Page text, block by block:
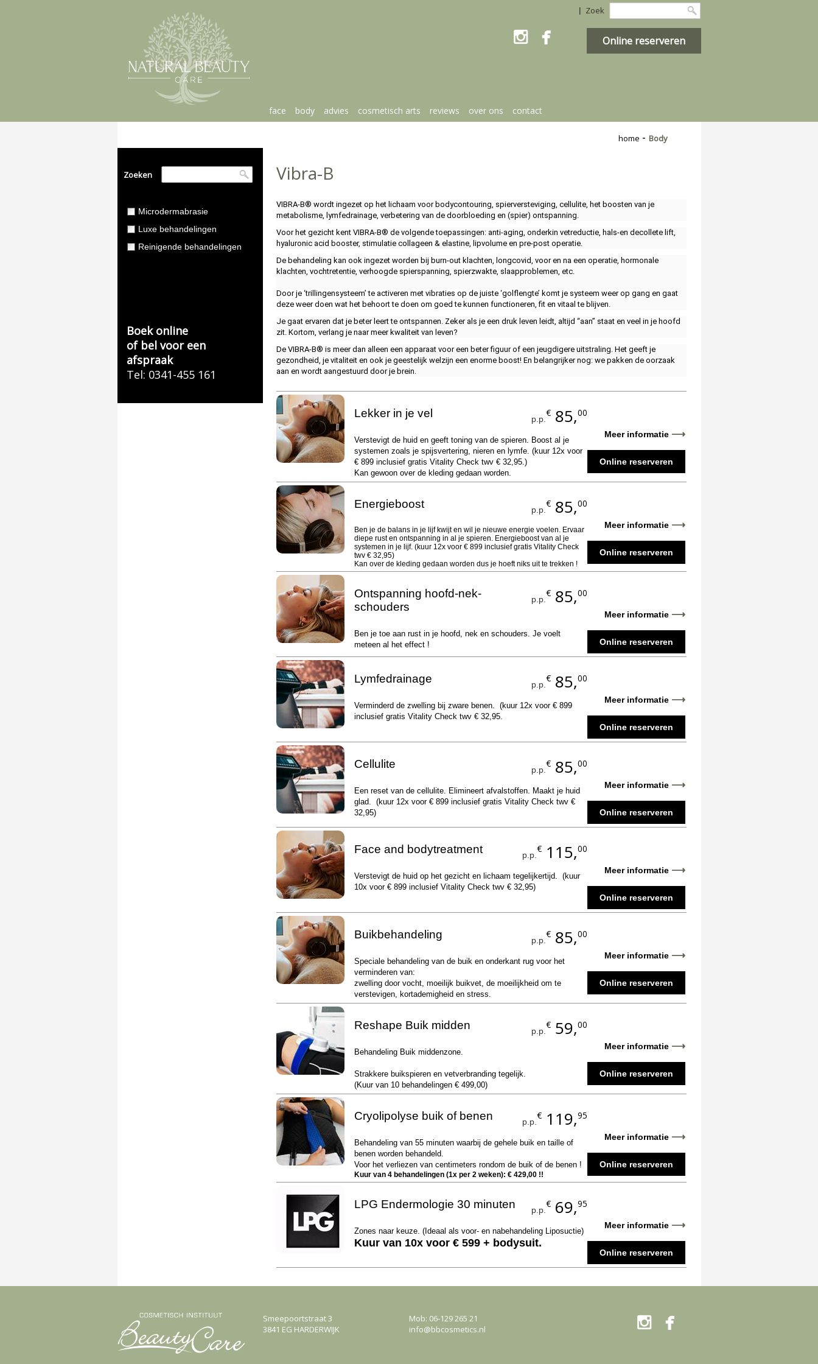
Zoek
Online reserveren


face body advies cosmetisch arts reviews over ons contact
home Body
Zoeken
Microdermabrasie
Luxe behandelingen
Reinigende behandelingen
Boek online
of bel voor een
afspraak
Tel: 0341-455 161
Vibra-B
VIBRA-B® wordt ingezet op het lichaam voor bodycontouring, spierversteviging, cellulite, het boosten van je
metabolisme, lymfedrainage, verbetering van de doorbloeding en (spier) ontspanning.
Voor het gezicht kent VIBRA-B® de volgende toepassingen: anti-aging, onderkin vetreductie, hals-en decollete lift,
hyaluronic acid booster, stimulatie collageen & elastine, lipvolume en pre-post operatie.
De behandeling kan ook ingezet worden bij burn-out klachten, longcovid, voor en na een operatie, hormonale
klachten, vochtretentie, verhoogde spierspanning, spierzwakte, slaapproblemen, etc.
Door je ‘trillingensysteem’ te activeren met vibraties op de juiste ‘golflengte’ komt je systeem weer op gang en gaat
deze weer doen wat het behoort te doen om goed te kunnen functioneren, fit en vitaal te blijven.
Je gaat ervaren dat je beter leert te ontspannen. Zeker als je een druk leven leidt, altijd “aan” staat en veel in je hoofd
zit. Kortom, verlang je naar meer kwaliteit van leven?
De VIBRA-B® is meer dan alleen een apparaat voor een beter figuur of een jeugdigere uitstraling. Het geeft je
gezondheid, je vitaliteit en ook je geestelijk welzijn een enorme boost! En belangrijker nog: we pakken de oorzaak
aan en wordt aangestuurd door je brein.
Lekker in je vel
Verstevigt de huid en geeft toning van de spieren. Boost al je
systemen zoals je spijsvertering, nieren en lymfe. (kuur 12x voor
€ 899 inclusief gratis Vitality Check twv € 32,95.)
Kan gewoon over de kleding gedaan worden.
p.p.
€85,00
Meer informatie ⟶
Online reserveren
Energieboost
Ben je de balans in je lijf kwijt en wil je nieuwe energie voelen. Ervaar
diepe rust en ontspanning in al je spieren. Energieboost van al je
systemen in je lijf. (kuur 12x voor € 899 inclusief gratis Vitality Check
twv € 32,95)
Kan over de kleding gedaan worden dus je hoeft niks uit te trekken !
p.p.
€85,00
Meer informatie ⟶
Online reserveren
Ontspanning hoofd-nek-
schouders
Ben je toe aan rust in je hoofd, nek en schouders. Je voelt
meteen al het effect !
p.p.
€85,00
Meer informatie ⟶
Online reserveren
Lymfedrainage
Verminderd de zwelling bij zware benen. (kuur 12x voor € 899
inclusief gratis Vitality Check twv € 32,95.
p.p.
€85,00
Meer informatie ⟶
Online reserveren
Cellulite
Een reset van de cellulite. Elimineert afvalstoffen. Maakt je huid
glad. (kuur 12x voor € 899 inclusief gratis Vitality Check twv €
32,95)
p.p.
€85,00
Meer informatie ⟶
Online reserveren
Face and bodytreatment
Verstevigt de huid op het gezicht en lichaam tegelijkertijd. (kuur
10x voor € 899 inclusief Vitality Check twv € 32,95)
p.p.
€115,00
Meer informatie ⟶
Online reserveren
Buikbehandeling
Speciale behandeling van de buik en onderkant rug voor het
verminderen van:
zwelling door vocht, moeilijk buikvet, de moeilijkheid om te
verstevigen, kortademigheid en stress.
p.p.
€85,00
Meer informatie ⟶
Online reserveren
Reshape Buik midden
Behandeling Buik middenzone.
Strakkere buikspieren en vetverbranding tegelijk.
(Kuur van 10 behandelingen € 499,00)
p.p.
€59,00
Meer informatie ⟶
Online reserveren
Cryolipolyse buik of benen
Behandeling van 55 minuten waarbij de gehele buik en taille of
benen worden behandeld.
Voor het verliezen van centimeters rondom de buik of de benen !
Kuur van 4 behandelingen (1x per 2 weken): € 429,00 !!
p.p.
€119,95
Meer informatie ⟶
Online reserveren
LPG Endermologie 30 minuten
Zones naar keuze. (Ideaal als voor- en nabehandeling Liposuctie)
Kuur van 10x voor € 599 + bodysuit.
p.p.
€69,95
Meer informatie ⟶
Online reserveren
Smeepoortstraat 3
3841 EG HARDERWIJK
Mob: 06-129 265 21
info@bbcosmetics.nl

